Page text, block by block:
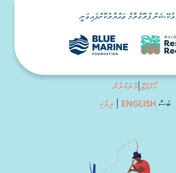
ހޯމްޕޭޖް |މާނަކުރުން
ޕްރޮގްރާމް ތައްޔާރުކޮށްފައިވަނީ
ބަސް ENGLISH ދިވެހި